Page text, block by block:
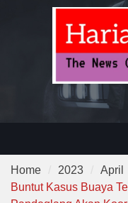
Home 2023 April
Buntut Kasus Buaya